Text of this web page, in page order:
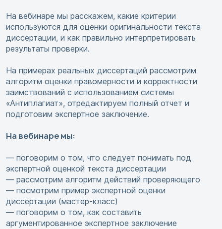
На вебинаре мы расскажем, какие критерии
используются для оценки оригинальности текста
диссертации, и как правильно интерпретировать
результаты проверки.
На примерах реальных диссертаций рассмотрим
алгоритм оценки правомерности и корректности
заимствований с использованием системы
«Антиплагиат», отредактируем полный отчет и
подготовим экспертное заключение.
На вебинаре мы:
— поговорим о том, что следует понимать под
экспертной оценкой текста диссертации
— рассмотрим алгоритм действий проверяющего
— посмотрим пример экспертной оценки
диссертации (мастер-класс)
— поговорим о том, как составить
аргументированное экспертное заключение